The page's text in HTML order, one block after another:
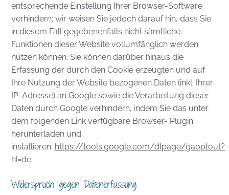
entsprechende Einstellung Ihrer Browser-Software
verhindern; wir weisen Sie jedoch darauf hin, dass Sie
in diesem Fall gegebenenfalls nicht sämtliche
Funktionen dieser Website vollumfänglich werden
nutzen können. Sie können darüber hinaus die
Erfassung der durch den Cookie erzeugten und auf
Ihre Nutzung der Website bezogenen Daten (inkl. Ihrer
IP-Adresse) an Google sowie die Verarbeitung dieser
Daten durch Google verhindern, indem Sie das unter
dem folgenden Link verfügbare Browser- Plugin
herunterladen und
installieren: https://tools.google.com/dlpage/gaoptout?
hl=de
Widerspruch gegen Datenerfassung